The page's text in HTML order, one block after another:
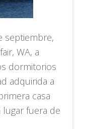
septiembre,
WA, a
dormitorios
adquirida a
casa
fuera de